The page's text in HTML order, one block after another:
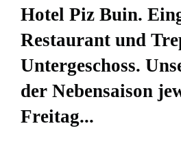
Hotel Piz Buin.
Restaurant und
Untergeschoss.
der Nebensaison
Freitag...